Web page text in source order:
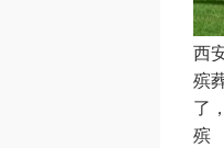
西
殡
了
殡